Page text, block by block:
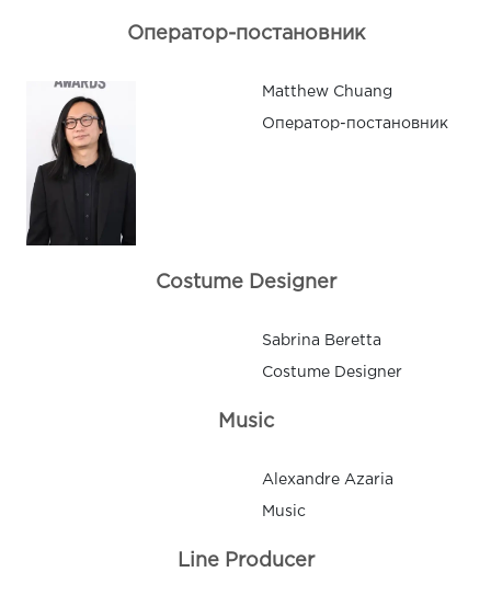
Оператор-постановник
Matthew Chuang
Оператор-постановник
Costume Designer
Sabrina Beretta
Costume Designer
Music
Alexandre Azaria
Music
Line Producer